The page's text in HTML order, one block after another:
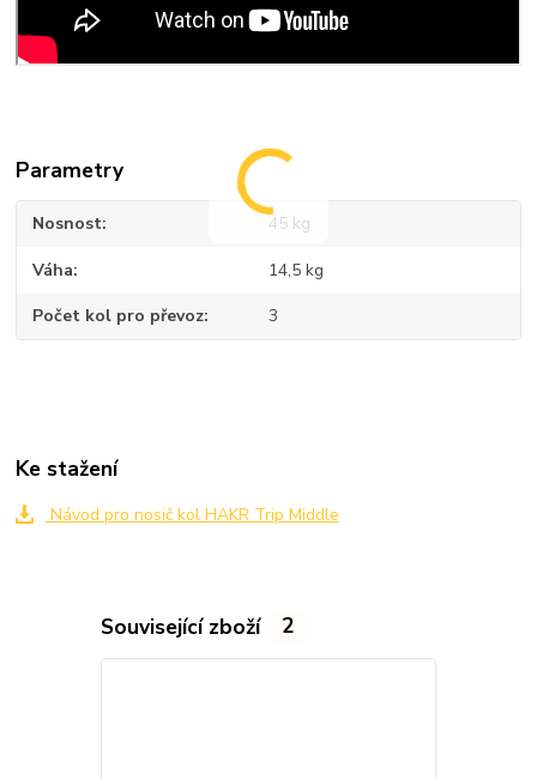
Parametry
Nosnost 45 kg
Váha 14,5 kg
Počet kol pro převoz 3
Ke stažení
Návod pro nosič kol HAKR Trip Middle
Související zboží 2